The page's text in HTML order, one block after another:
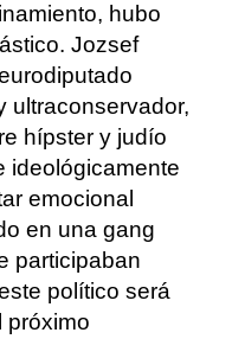
hubo
Jozsef
ultraconservador,
hípster y judío
ideológicamente
emocional
en una gang
participaban
político será
próximo